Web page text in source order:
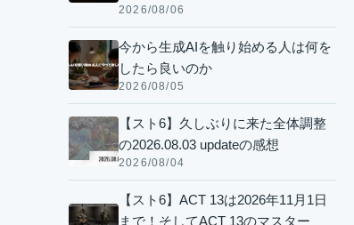
2026/08/06
今から生成AIを触り始める人は何を
したら良いのか
2026/08/05
【スト6】久しぶりに来た全体調整
の2026.08.03 updateの感想
2026/08/04
【スト6】ACT 13は2026年11月1日
まで！そしてACT 13のマスター